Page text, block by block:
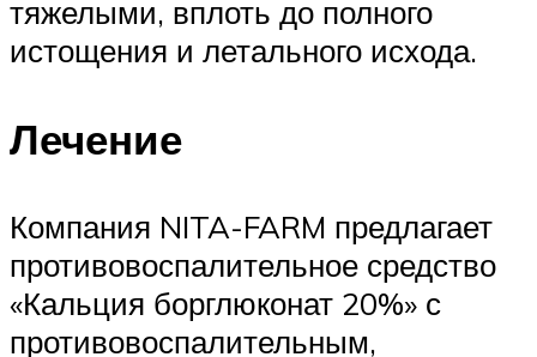
тяжелыми, вплоть до полного
истощения и летального исхода.
Лечение
Компания NITA-FARM предлагает
противовоспалительное средство
«Кальция борглюконат 20%» с
противовоспалительным,